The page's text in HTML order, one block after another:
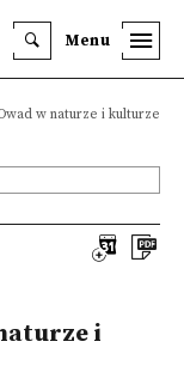
Menu
w naturze i kulturze
i